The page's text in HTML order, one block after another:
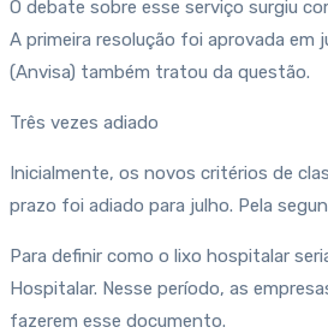
O debate sobre esse serviço surgiu
A primeira resolução foi aprovada em
(Anvisa) também tratou da questão.
Três vezes adiado
Inicialmente, os novos critérios de
prazo foi adiado para julho. Pela
Para definir como o lixo hospitalar
Hospitalar. Nesse período, as
fazerem esse documento.